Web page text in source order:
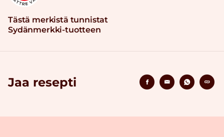
Tästä merkistä tunnistat
Sydänmerkki-tuotteen
Jaa resepti